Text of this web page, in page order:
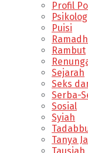
Profil
Puisi
Rambut
Sejarah
Seks
Serba-
Sosial
Syiah
Tanya